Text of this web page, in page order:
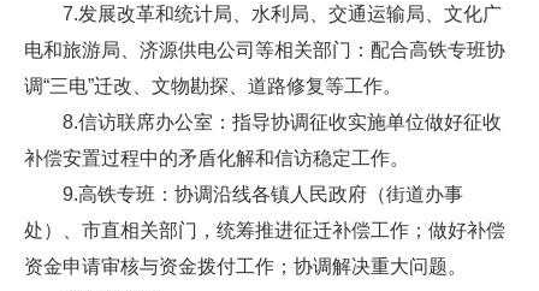
7.发展改革和统计局、水利局、交通运输局、文化广
电和旅游局、济源供电公司等相关部门：配合高铁专班协
调“三电”迁改、文物勘探、道路修复等工作。
8.信访联席办公室：指导协调征收实施单位做好征收
补偿安置过程中的矛盾化解和信访稳定工作。
9.高铁专班：协调沿线各镇人民政府（街道办事
处）、市直相关部门，统筹推进征迁补偿工作；做好补偿
资金申请审核与资金拨付工作；协调解决重大问题。